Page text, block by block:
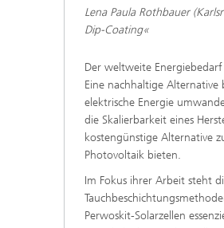
Lena Paula Rothbauer
Dip-Coating«
Der weltweite
Eine nachhaltige
elektrische Energie
die Skalierbarkeit eines
kostengünstige Alternative
Photovoltaik bieten.
Im Fokus ihrer Arbeit steht
Perwoskit-Solarzellen